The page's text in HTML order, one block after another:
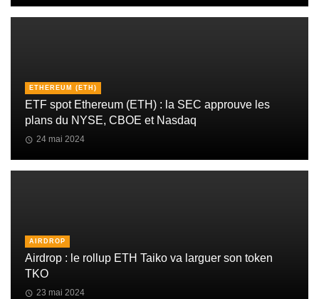
ETHEREUM (ETH)
ETF spot Ethereum (ETH) : la SEC approuve les
plans du NYSE, CBOE et Nasdaq
24 mai 2024
AIRDROP
Airdrop : le rollup ETH Taiko va larguer son token
TKO
23 mai 2024